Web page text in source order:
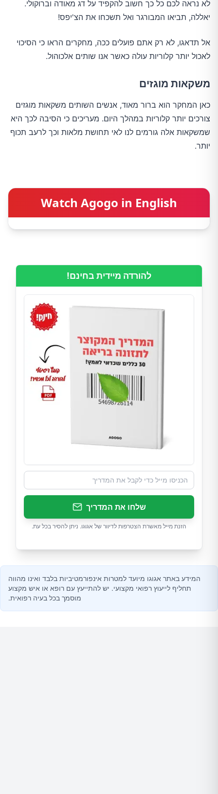
לא נראה לכם כל כך חשוב להקפיד על דג מאודה וברוקולי.
יאללה, תביאו המבורגר ואל תשכחו את הצ'יפס!
אל תדאגו, לא רק אתם פועלים ככה, מחקרים הראו כי הסיכוי
לאכול יותר קלוריות עולה כאשר אנו שותים אלכוהול.
משקאות מוגזים
כאן המחקר הוא ברור מאוד, אנשים השותים משקאות מוגזים
צורכים יותר קלוריות במהלך היום. מעריכים כי הסיבה לכך היא
שמשקאות אלה גורמים לנו לאי תחושת מלאות וכך לרעב תכוף
יותר.
Watch Agogo in English
להורדה מיידית בחינם!
שלחו את המדריך
הזנת מייל מאשרת הצטרפות לדיוור של אגוגו. ניתן להסיר בכל עת.
המידע באתר אגוגו מיועד למטרות אינפורמטיביות בלבד ואינו מהווה
תחליף לייעוץ רפואי מקצועי. יש להתייעץ עם רופא או איש מקצוע
מוסמך בכל בעיה רפואית.